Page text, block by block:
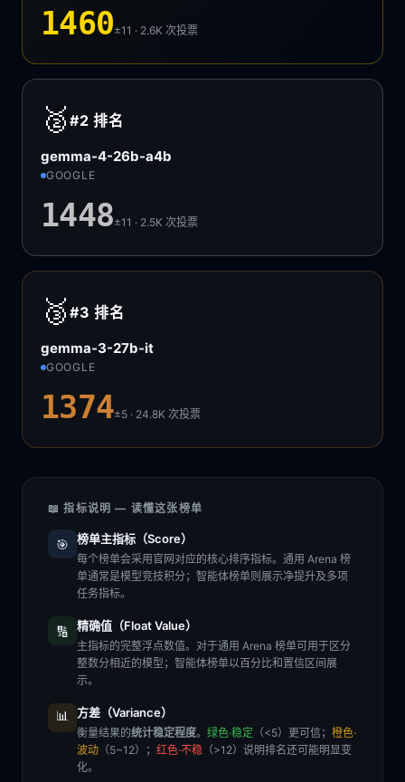
1460±11 · 2.6K次投票
🥈 #2排名
gemma-4-26b-a4b
GOOGLE
1448±11 · 2.5K次投票
🥉 #3排名
gemma-3-27b-it
GOOGLE
1374±5 · 24.8K次投票
📖 指标说明 — 读懂这张榜单
🎯 榜单主指标（Score）
每个榜单会采用官网对应的核心排序指标。通用 Arena 榜
单通常是模型竞技积分；智能体榜单则展示净提升及多项
任务指标。
🔢 精确值（Float Value）
主指标的完整浮点数值。对于通用 Arena 榜单可用于区分
整数分相近的模型；智能体榜单以百分比和置信区间展
示。
📊 方差（Variance）
衡量结果的统计稳定程度。 绿色·稳定 （<5）更可信； 橙色·
波动 （5~12）； 红色·不稳 （>12）说明排名还可能明显变
化。